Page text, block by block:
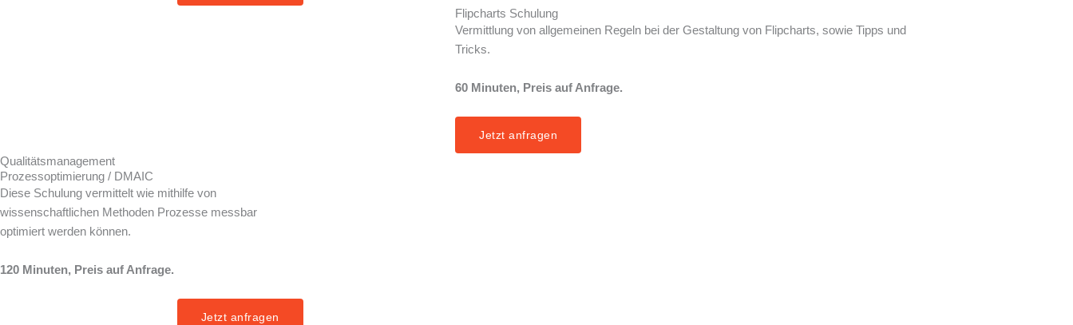
Flipcharts Schulung
Vermittlung von allgemeinen Regeln bei der Gestaltung von Flipcharts, sowie Tipps und
Tricks.
60 Minuten, Preis auf Anfrage.
Jetzt anfragen
Qualitätsmanagement
Prozessoptimierung / DMAIC
Diese Schulung vermittelt wie mithilfe von
wissenschaftlichen Methoden Prozesse messbar
optimiert werden können.
120 Minuten, Preis auf Anfrage.
Jetzt anfragen